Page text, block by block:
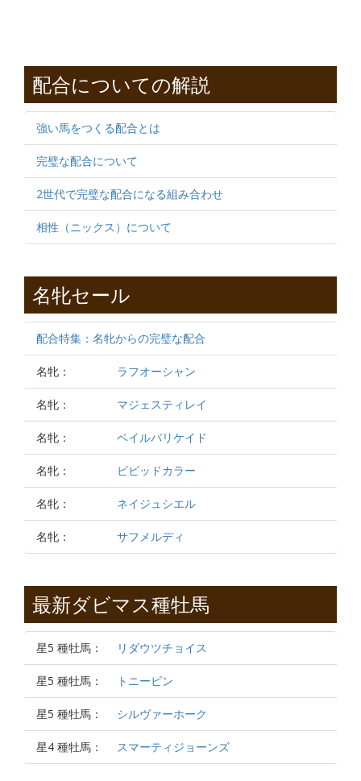
配合についての解説
強い馬をつくる配合とは
完璧な配合について
2世代で完璧な配合になる組み合わせ
相性（ニックス）について
名牝セール
配合特集：名牝からの完璧な配合
名牝： ラフオーシャン
名牝： マジェスティレイ
名牝： ベイルバリケイド
名牝： ビビッドカラー
名牝： ネイジュシエル
名牝： サフメルディ
最新ダビマス種牡馬
星5 種牡馬： リダウツチョイス
星5 種牡馬： トニービン
星5 種牡馬： シルヴァーホーク
星4 種牡馬： スマーティジョーンズ